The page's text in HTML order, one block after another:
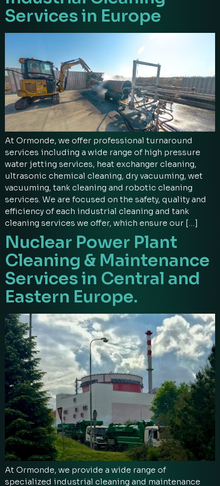
Services in Europe
At Ormonde, we offer professional turnaround
services including a wide range of high pressure
water jetting services, heat exchanger cleaning,
ultrasonic chemical cleaning, dry vacuuming, wet
vacuuming, tank cleaning and robotic cleaning
services. We are focused on the safety, quality and
efficiency of each industrial cleaning and tank
cleaning services we offer, which ensure our […]
Nuclear Power Plant
Cleaning & Maintenance
Services in Central and
Eastern Europe.
At Ormonde, we provide a wide range of
specialized industrial cleaning and maintenance